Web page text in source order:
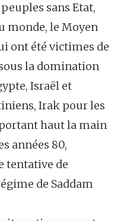
sans Etat,
monde, le Moyen
ont été victimes de
la domination
Israël et
Irak pour les
haut la main
années 80,
tentative de
de Saddam